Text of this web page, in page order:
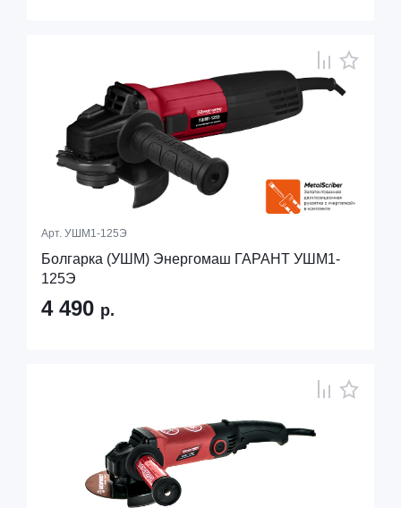
Арт. УШМ1-125Э
Болгарка (УШМ) Энергомаш ГАРАНТ УШМ1-
125Э
4 490 р.